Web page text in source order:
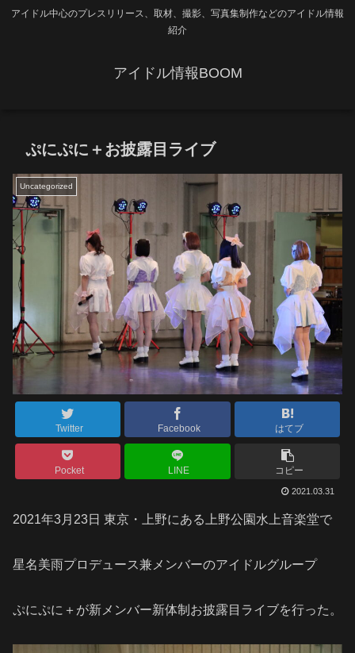
アイドル中心のプレスリリース、取材、撮影、写真集制作などのアイドル情報
紹介
アイドル情報BOOM
ぷにぷに＋お披露目ライブ
Uncategorized
Twitter Facebook はてブ
Pocket LINE コピー
2021.03.31
2021年3月23日 東京・上野にある上野公園水上音楽堂で
星名美雨プロデュース兼メンバーのアイドルグループ
ぷにぷに＋が新メンバー新体制お披露目ライブを行った。